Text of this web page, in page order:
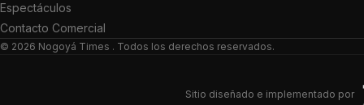
Espectáculos
Contacto Comercial
© 2026 Nogoyá Times . Todos los derechos reservados.
Sitio diseñado e implementado por